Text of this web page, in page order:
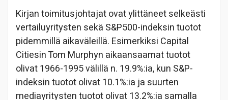
Kirjan toimitusjohtajat ovat ylittäneet selkeästi
vertailuyritysten sekä S&P500-indeksin tuotot
pidemmillä aikaväleillä. Esimerkiksi Capital
Citiesin Tom Murphyn aikaansaamat tuotot
olivat 1966-1995 välillä n. 19.9%:ia, kun S&P-
indeksin tuotot olivat 10.1%:ia ja suurten
mediayritysten tuotot olivat 13.2%:ia samalla